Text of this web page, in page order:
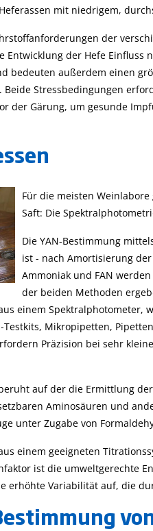
mit niedrigem,
der
Entwicklung der Hefe Einfluss
bedeuten außerdem einen
Beide Stressbedingungen
der Gärung, um gesunde
Für die meisten
Saft: Die
Die YAN-Bestimmung
ist - nach Amortisierung
Ammoniak und FAN
der beiden Methoden
einem Spektralphotometer,
Mikropipetten,
Präzision bei sehr
auf der die Ermittlung
Aminosäuren und
unter Zugabe von
einem geeigneten
ist die umweltgerechte
erhöhte Variabilität auf, die